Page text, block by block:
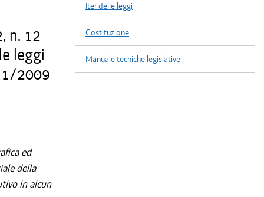
n. 12
leggi
2009
ed
della
in alcun
Iter delle leggi
Costituzione
Manuale tecniche legislative